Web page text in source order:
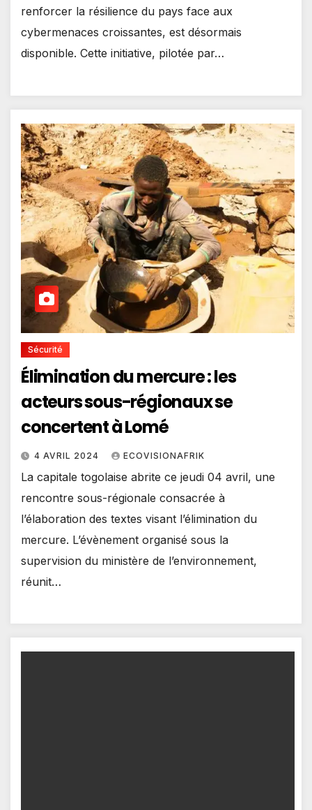
renforcer la résilience du pays face aux
cybermenaces croissantes, est désormais
disponible. Cette initiative, pilotée par…
Sécurité
Élimination du mercure : les
acteurs sous-régionaux se
concertent à Lomé
4 AVRIL 2024 ECOVISIONAFRIK
La capitale togolaise abrite ce jeudi 04 avril, une
rencontre sous-régionale consacrée à
l’élaboration des textes visant l’élimination du
mercure. L’évènement organisé sous la
supervision du ministère de l’environnement,
réunit…